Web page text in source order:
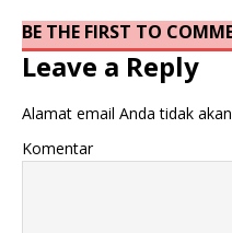
BE THE FIRST TO
Leave a Reply
Alamat email Anda tidak
Komentar